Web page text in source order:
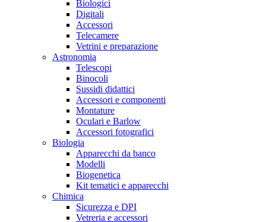
Biologici
Digitali
Accessori
Telecamere
Vetrini e preparazione
Astronomia
Telescopi
Binocoli
Sussidi didattici
Accessori e componenti
Montature
Oculari e Barlow
Accessori fotografici
Biologia
Apparecchi da banco
Modelli
Biogenetica
Kit tematici e apparecchi
Chimica
Sicurezza e DPI
Vetreria e accessori